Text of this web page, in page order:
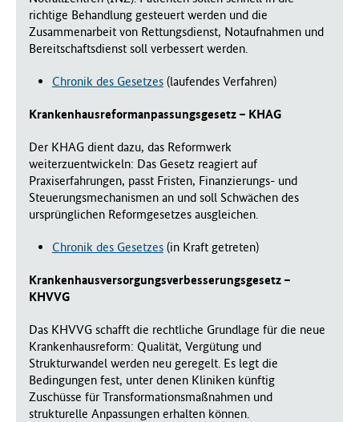
richtige Behandlung gesteuert werden und die
Zusammenarbeit von Rettungsdienst, Notaufnahmen und
Bereitschaftsdienst soll verbessert werden.
Chronik des Gesetzes(laufendes Verfahren)
Krankenhausreformanpassungsgesetz – KHAG
Der KHAG dient dazu, das Reformwerk
weiterzuentwickeln: Das Gesetz reagiert auf
Praxiserfahrungen, passt Fristen, Finanzierungs- und
Steuerungsmechanismen an und soll Schwächen des
ursprünglichen Reformgesetzes ausgleichen.
Chronik des Gesetzes(in Kraft getreten)
Krankenhausversorgungsverbesserungsgesetz –
KHVVG
Das KHVVG schafft die rechtliche Grundlage für die neue
Krankenhausreform: Qualität, Vergütung und
Strukturwandel werden neu geregelt. Es legt die
Bedingungen fest, unter denen Kliniken künftig
Zuschüsse für Transformationsmaßnahmen und
strukturelle Anpassungen erhalten können.